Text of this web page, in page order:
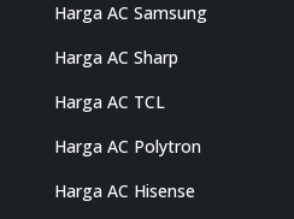
Harga AC Samsung
Harga AC Sharp
Harga AC TCL
Harga AC Polytron
Harga AC Hisense